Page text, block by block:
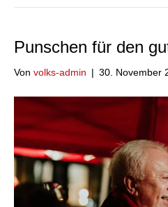
Punschen für den
Von volks-admin | 30. November